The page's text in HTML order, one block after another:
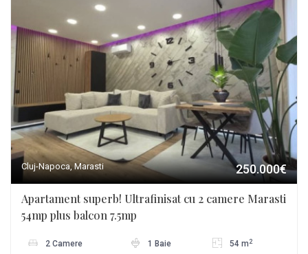
Cluj-Napoca, Marasti 250.000€
Apartament superb! Ultrafinisat cu 2 camere Marasti
54mp plus balcon 7.5mp
2 Camere 1 Baie 54 m 2